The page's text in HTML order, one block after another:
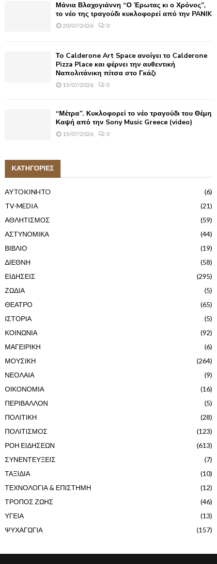
Μάνια Βλαχογιάννη “Ο Έρωτας κι ο Χρόνος”,
το νέο της τραγούδι κυκλοφορεί από την PANIK
20/07/2026 0
Το Calderone Art Space ανοίγει το Calderone
Pizza Place και φέρνει την αυθεντική
Ναπολιτάνικη πίτσα στο Γκάζι
15/07/2026 0
“Μέτρα”. Κυκλοφορεί το νέο τραγούδι του Θέμη
Καψή από την Sony Music Greece (video)
15/07/2026 0
ΚΑΤΗΓΟΡΙΕΣ
AYTOKINHTO
(6)
TV-MEDIA
(21)
ΑΘΛΗΤΙΣΜΟΣ
(59)
ΑΣΤΥΝΟΜΙΚΑ
(44)
ΒΙΒΛΙΟ
(19)
ΔΙΕΘΝΗ
(58)
ΕΙΔΗΣΕΙΣ
(295)
ΖΩΔΙΑ
(5)
ΘΕΑΤΡΟ
(65)
ΙΣΤΟΡΙΑ
(5)
ΚΟΙΝΩΝΙΑ
(92)
ΜΑΓΕΙΡΙΚΗ
(6)
ΜΟΥΣΙΚΗ
(264)
ΝΕΟΛΑΙΑ
(9)
ΟΙΚΟΝΟΜΙΑ
(16)
ΠΕΡΙΒΑΛΛΟΝ
(5)
ΠΟΛΙΤΙΚΗ
(28)
ΠΟΛΙΤΙΣΜΟΣ
(123)
ΡΟΗ ΕΙΔΗΣΕΩΝ
(613)
ΣΥΝΕΝΤΕΥΞΕΙΣ
(7)
ΤΑΞΙΔΙΑ
(10)
ΤΕΧΝΟΛΟΓΙΑ & ΕΠΙΣΤΗΜΗ
(12)
ΤΡΟΠΟΣ ΖΩΗΣ
(46)
ΥΓΕΙΑ
(13)
ΨΥΧΑΓΩΓΙΑ
(157)